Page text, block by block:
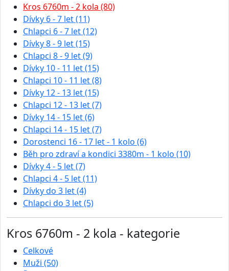
Kros 6760m - 2 kola (80)
Dívky 6 - 7 let (11)
Chlapci 6 - 7 let (12)
Dívky 8 - 9 let (15)
Chlapci 8 - 9 let (9)
Dívky 10 - 11 let (15)
Chlapci 10 - 11 let (8)
Dívky 12 - 13 let (15)
Chlapci 12 - 13 let (7)
Dívky 14 - 15 let (6)
Chlapci 14 - 15 let (7)
Dorostenci 16 - 17 let - 1 kolo (6)
Běh pro zdraví a kondici 3380m - 1 kolo (10)
Dívky 4 - 5 let (7)
Chlapci 4 - 5 let (11)
Dívky do 3 let (4)
Chlapci do 3 let (5)
Kros 6760m - 2 kola - kategorie
Celkové
Muži (50)